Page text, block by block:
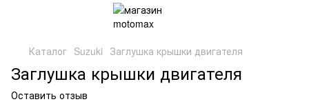
Каталог Suzuki Заглушка крышки двигателя
Заглушка крышки двигателя
Оставить отзыв